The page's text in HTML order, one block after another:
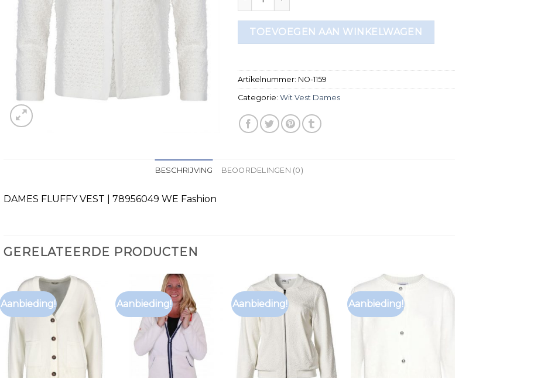
TOEVOEGEN AAN WINKELWAGEN
Artikelnummer: NO-1159
Categorie:Wit Vest Dames
BESCHRIJVING BEOORDELINGEN (0)
DAMES FLUFFY VEST | 78956049 WE Fashion
GERELATEERDE PRODUCTEN
Aanbieding! Aanbieding! Aanbieding! Aanbieding!